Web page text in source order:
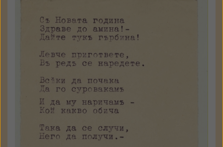
Ръкописи
а 8081 - 09
Държател: Национален
литературен музей
ГАЛЕРИЯ